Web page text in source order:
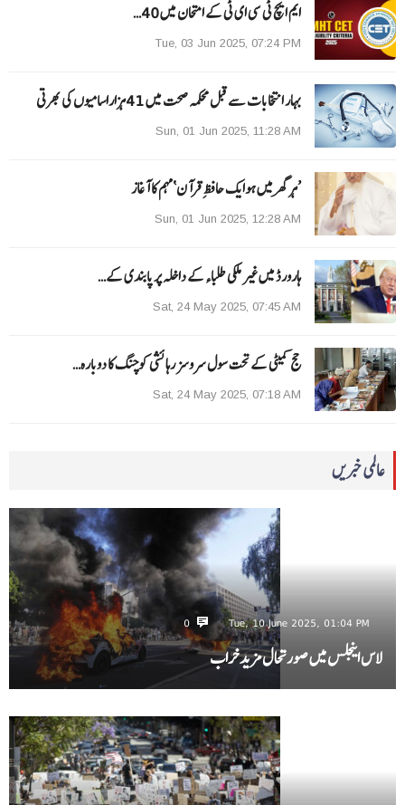
ایم ایچ ٹی سی ای ٹی کے امتحان میں 40…
Tue, 03 Jun 2025, 07:24 PM
بہار انتخابات سے قبل محکمہ صحت میں 41ہزاراسامیوں کی بھرتی
Sun, 01 Jun 2025, 11:28 AM
’ہر گھر میں ہوایک حافظِ قرآن‘مہم کا آغاز
Sun, 01 Jun 2025, 12:28 AM
ہارورڈ میں غیر ملکی طلباء کے داخلہ پر پابندی کے…
Sat, 24 May 2025, 07:45 AM
حج کمیٹی کے تحت سول سروسز رہائشی کوچنگ کا دوبارہ…
Sat, 24 May 2025, 07:18 AM
عالمی خبریں
Tue, 10 June 2025, 01:04 PM
0
لاس اینجلس میں صورتحال مزید خراب